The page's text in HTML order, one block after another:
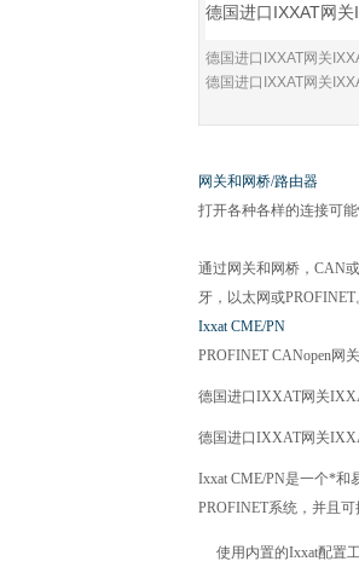
德国进口IXXAT网
德国进口IXXAT网关
德国进口IXXAT网关
网关和网桥/路由器
打开各种各样的连接可
通过网关和网桥，CAN
牙，以太网或PROFINET
Ixxat CME/PN
PROFINET CANopen网关
德国进口IXXAT网关
德国进口IXXAT网关
Ixxat CME/PN是一个*和
PROFINET系统，并且
使用内置的Ixxat配置